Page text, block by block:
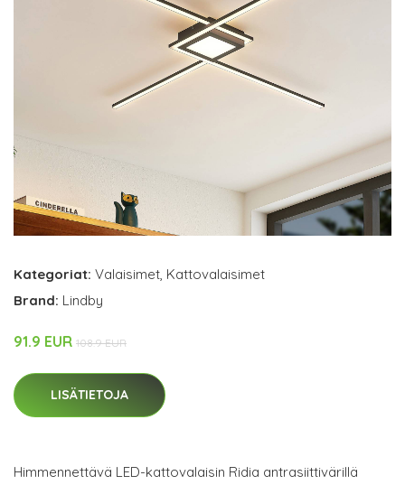
Kategoriat: Valaisimet, Kattovalaisimet
Brand: Lindby
91.9 EUR 108.9 EUR
LISÄTIETOJA
Himmennettävä LED-kattovalaisin Ridia antrasiittivärillä